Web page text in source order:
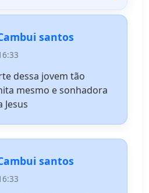
santos
dessa jovem tão
mesmo e sonhadora
Jesus
santos